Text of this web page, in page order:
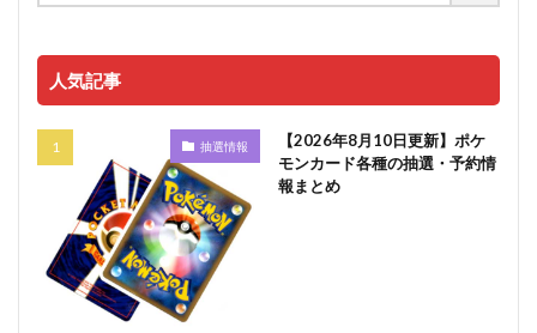
人気記事
抽選情報
【2026年8月10日更新】ポケ
モンカード各種の抽選・予約情
報まとめ